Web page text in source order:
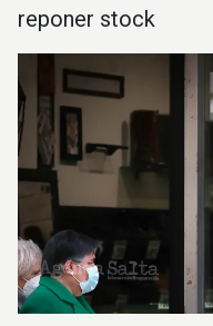
reponer stock